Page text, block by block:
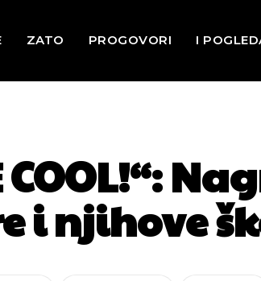
ZATO PROGOVORI I
COOL!“:
i njihove